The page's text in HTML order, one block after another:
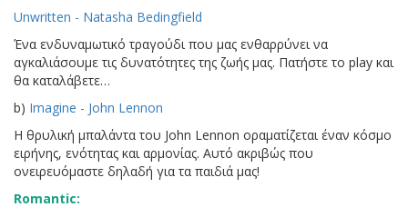
Unwritten - Natasha Bedingfield
Ένα ενδυναμωτικό τραγούδι που μας ενθαρρύνει να
αγκαλιάσουμε τις δυνατότητες της ζωής μας. Πατήστε το play και
θα καταλάβετε…
b) Imagine - John Lennon
Η θρυλική μπαλάντα του John Lennon οραματίζεται έναν κόσμο
ειρήνης, ενότητας και αρμονίας. Αυτό ακριβώς που
ονειρευόμαστε δηλαδή για τα παιδιά μας!
Romantic: